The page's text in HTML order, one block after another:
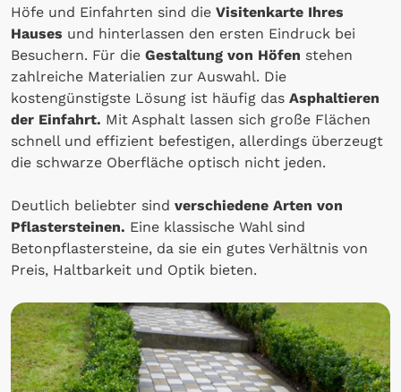
Höfe und Einfahrten sind die Visitenkarte Ihres
Hauses und hinterlassen den ersten Eindruck bei
Besuchern. Für die Gestaltung von Höfen stehen
zahlreiche Materialien zur Auswahl. Die
kostengünstigste Lösung ist häufig das Asphaltieren
der Einfahrt. Mit Asphalt lassen sich große Flächen
schnell und effizient befestigen, allerdings überzeugt
die schwarze Oberfläche optisch nicht jeden.
Deutlich beliebter sind verschiedene Arten von
Pflastersteinen. Eine klassische Wahl sind
Betonpflastersteine, da sie ein gutes Verhältnis von
Preis, Haltbarkeit und Optik bieten.